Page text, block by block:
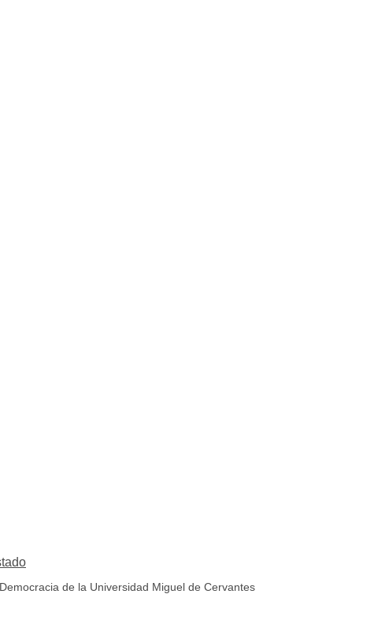
de la Universidad Miguel de Cervantes